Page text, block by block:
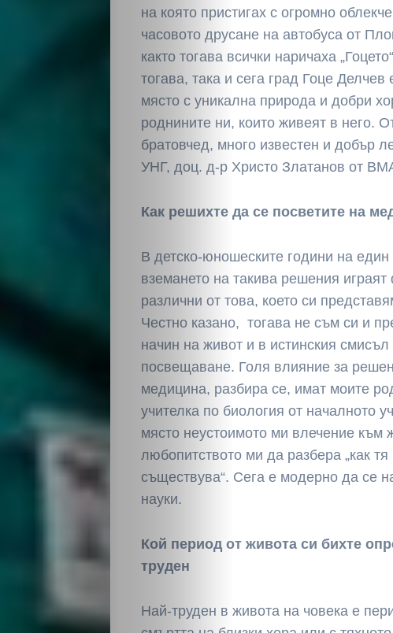
на която пристигах с огромно
часовото друсане на автобуса от
както тогава всички наричаха
тогава, така и сега град Гоце
място с уникална природа и добри
роднините ни, които живеят в него.
братовчед, много известен и добър
УНГ, доц. д-р Христо Златанов от
Как решихте да се посветите на
В детско-юношеските години на един
вземането на такива решения играят
различни от това, което си
Честно казано, тогава не съм си и
начин на живот и в истинския
посвещаване. Голя влияние за
медицина, разбира се, имат моите
учителка по биология от началното
място неустоимото ми влечение към
любопитството ми да разбера „как тя
съществува“. Сега е модерно да се
науки.
Кой период от живота си бихте
труден
Най-труден в живота на човека е